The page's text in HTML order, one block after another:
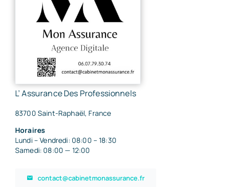
L’ Assurance Des Professionnels
83700 Saint-Raphaël, France
Horaires
Lundi – Vendredi: 08:00 – 18:30
Samedi: 08:00 — 12:00
contact@cabinetmonassurance.fr